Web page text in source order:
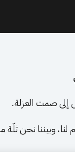
صمت العزلة.
لنا، وبيننا نحن